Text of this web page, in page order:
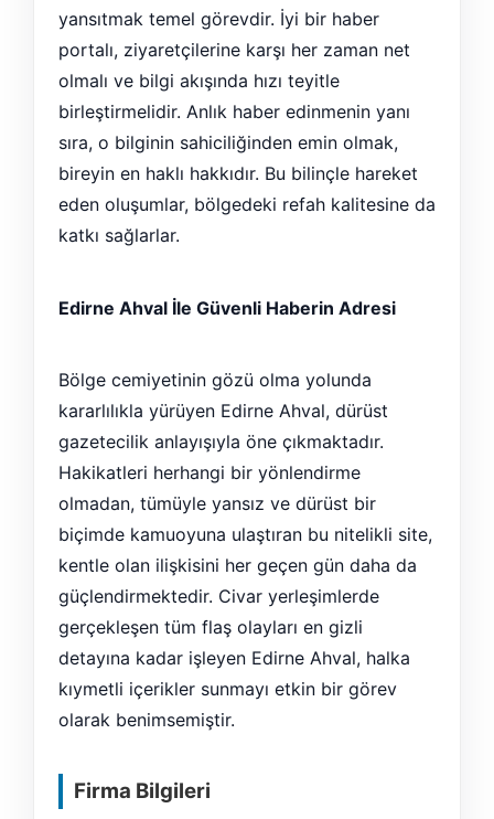
yansıtmak temel görevdir. İyi bir haber
portalı, ziyaretçilerine karşı her zaman net
olmalı ve bilgi akışında hızı teyitle
birleştirmelidir. Anlık haber edinmenin yanı
sıra, o bilginin sahiciliğinden emin olmak,
bireyin en haklı hakkıdır. Bu bilinçle hareket
eden oluşumlar, bölgedeki refah kalitesine da
katkı sağlarlar.
Edirne Ahval İle Güvenli Haberin Adresi
Bölge cemiyetinin gözü olma yolunda
kararlılıkla yürüyen Edirne Ahval, dürüst
gazetecilik anlayışıyla öne çıkmaktadır.
Hakikatleri herhangi bir yönlendirme
olmadan, tümüyle yansız ve dürüst bir
biçimde kamuoyuna ulaştıran bu nitelikli site,
kentle olan ilişkisini her geçen gün daha da
güçlendirmektedir. Civar yerleşimlerde
gerçekleşen tüm flaş olayları en gizli
detayına kadar işleyen Edirne Ahval, halka
kıymetli içerikler sunmayı etkin bir görev
olarak benimsemiştir.
Firma Bilgileri